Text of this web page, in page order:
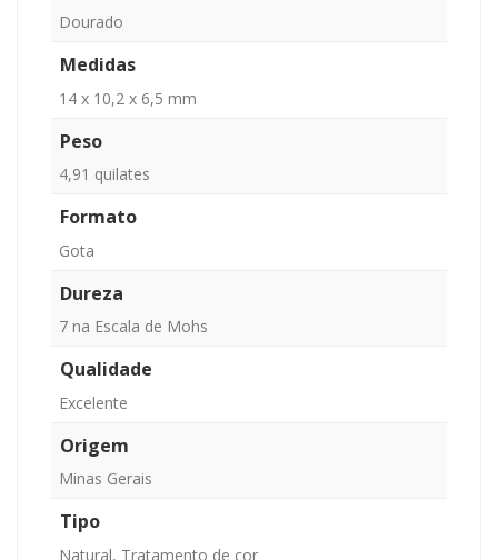
Dourado
Medidas
14 x 10,2 x 6,5 mm
Peso
4,91 quilates
Formato
Gota
Dureza
7 na Escala de Mohs
Qualidade
Excelente
Origem
Minas Gerais
Tipo
Natural, Tratamento de cor